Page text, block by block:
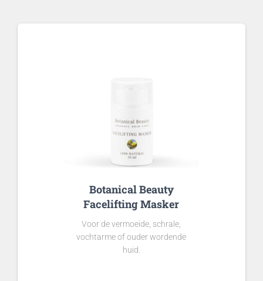
Botanical Beauty
Facelifting Masker
Voor de vermoeide, schrale,
vochtarme of ouder wordende
huid.